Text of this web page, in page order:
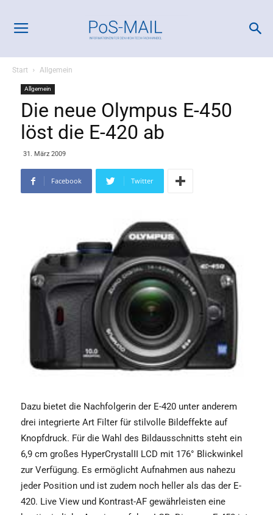
Start Allgemein
Allgemein
Die neue Olympus E-450
löst die E-420 ab
31. März 2009
Facebook Twitter
Dazu bietet die Nachfolgerin der E-420 unter anderem
drei integrierte Art Filter für stilvolle Bildeffekte auf
Knopfdruck. Für die Wahl des Bildausschnitts steht ein
6,9 cm großes HyperCrystalII LCD mit 176° Blickwinkel
zur Verfügung. Es ermöglicht Aufnahmen aus nahezu
jeder Position und ist zudem noch heller als das der E-
420. Live View und Kontrast-AF gewährleisten eine